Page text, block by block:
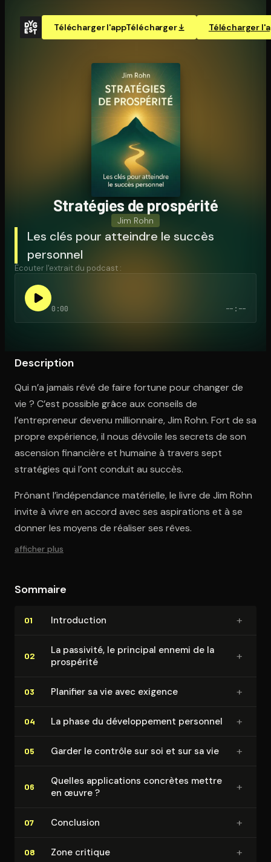
Télécharger l'appTélécharger Télécharger
Ouvre l'app Appareil photo, pointe sur le code. C'est gratuit à
Stratégies de prospérité
Jim Rohn
Les clés pour atteindre le succès
personnel
Écouter l'extrait du podcast :
0:00 --:--
Description
Qui n’a jamais rêvé de faire fortune pour changer de
vie ? C’est possible grâce aux conseils de
l’entrepreneur devenu millionnaire, Jim Rohn. Fort de sa
propre expérience, il nous dévoile les secrets de son
ascension financière et humaine à travers sept
stratégies qui l’ont conduit au succès.
Prônant l’indépendance matérielle, le livre de Jim Rohn
invite à vivre en accord avec ses aspirations et à se
donner les moyens de réaliser ses rêves.
afficher plus
Sommaire
01 In­tro­duc­tion +
02
La passivité, le principal ennemi de la
prospérité
+
03 Planifier sa vie avec exigence +
04 La phase du dé­ve­lop­pe­ment personnel +
05 Garder le contrôle sur soi et sur sa vie +
06
Quelles ap­pli­ca­tions concrètes mettre
en œuvre ?
+
07 Conclusion +
08 Zone critique +